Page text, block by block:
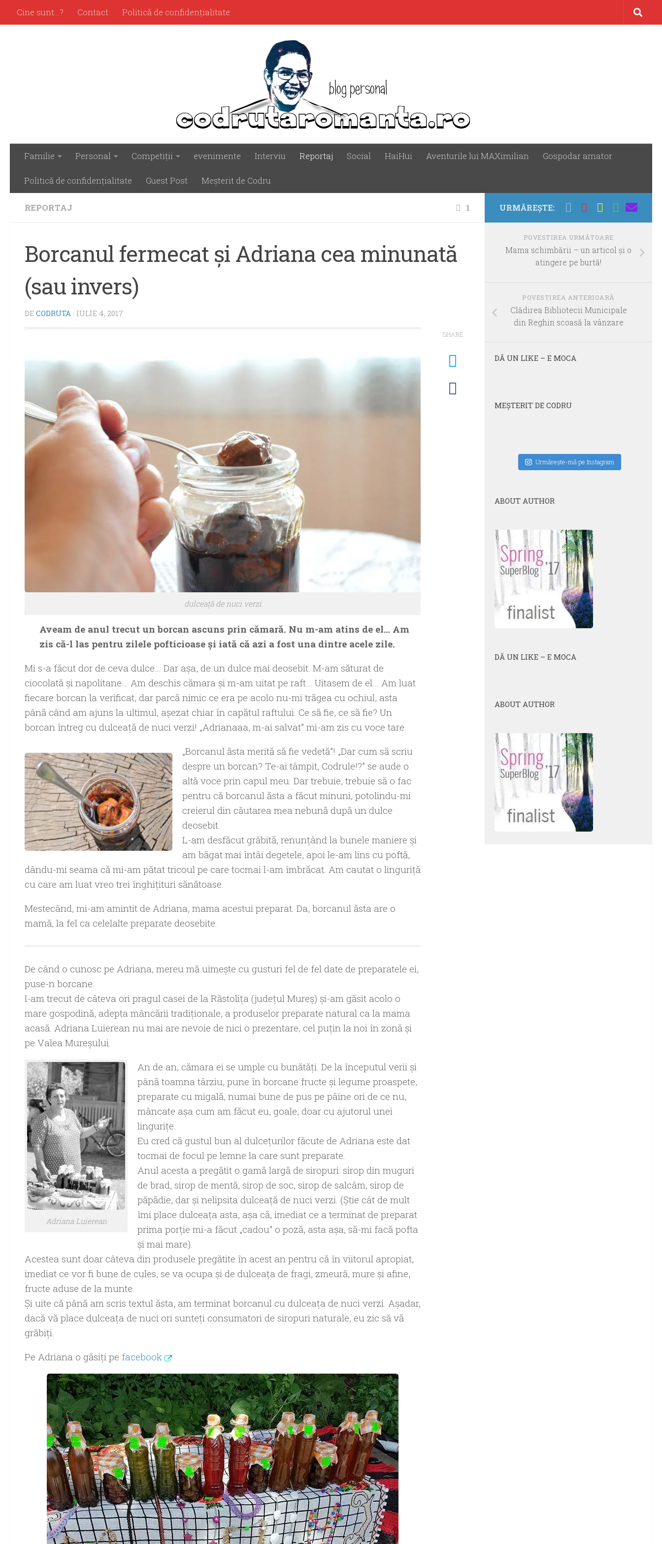
Cine sunt…? Contact Politică de confidenţialitate
Familie Personal Competiţii evenimente Interviu Reportaj Social HaiHui Aventurile lui MAXimilian Gospodar amator
Politică de confidenţialitate Guest Post Meşterit de Codru
REPORTAJ 1
Borcanul fermecat şi Adriana cea minunată
(sau invers)
DE CODRUTA · IULIE 4, 2017
dulceaţă de nuci verzi
Aveam de anul trecut un borcan ascuns prin cămară. Nu m-am atins de el… Am
zis că-l las pentru zilele pofticioase şi iată că azi a fost una dintre acele zile.
Mi s-a făcut dor de ceva dulce… Dar aşa, de un dulce mai deosebit. M-am săturat de
ciocolată şi napolitane… Am deschis cămara şi m-am uitat pe raft… Uitasem de el… Am luat
fiecare borcan la verificat, dar parcă nimic ce era pe acolo nu-mi trăgea cu ochiul, asta
până când am ajuns la ultimul, aşezat chiar în capătul raftului. Ce să fie, ce să fie? Un
borcan întreg cu dulceaţă de nuci verzi! „Adrianaaa, m-ai salvat” mi-am zis cu voce tare.
„Borcanul ăsta merită să fie vedetă”! „Dar cum să scriu
despre un borcan? Te-ai tâmpit, Codrule!?” se aude o
altă voce prin capul meu. Dar trebuie, trebuie să o fac
pentru că borcanul ăsta a făcut minuni, potolindu-mi
creierul din căutarea mea nebună după un dulce
deosebit.
L-am desfăcut grăbită, renunţând la bunele maniere şi
am băgat mai întâi degetele, apoi le-am lins cu poftă,
dându-mi seama că mi-am pătat tricoul pe care tocmai l-am îmbrăcat. Am cautat o linguriţă
cu care am luat vreo trei înghiţituri sănătoase.
Mestecând, mi-am amintit de Adriana, mama acestui preparat. Da, borcanul ăsta are o
mamă, la fel ca celelalte preparate deosebite.
De când o cunosc pe Adriana, mereu mă uimeşte cu gusturi fel de fel date de preparatele ei,
puse-n borcane.
I-am trecut de câteva ori pragul casei de la Răstoliţa (judeţul Mureş) şi-am găsit acolo o
mare gospodină, adepta mâncării tradiţionale, a produselor preparate natural ca la mama
acasă. Adriana Luierean nu mai are nevoie de nici o prezentare, cel puţin la noi în zonă şi
pe Valea Mureşului.
Adriana Luierean
An de an, cămara ei se umple cu bunătăţi. De la începutul verii şi
până toamna târziu, pune în borcane fructe şi legume proaspete,
preparate cu migală, numai bune de pus pe pâine ori de ce nu,
mâncate aşa cum am făcut eu, goale, doar cu ajutorul unei
linguriţe.
Eu cred că gustul bun al dulceţurilor făcute de Adriana este dat
tocmai de focul pe lemne la care sunt preparate.
Anul acesta a pregătit o gamă largă de siropuri: sirop din muguri
de brad, sirop de mentă, sirop de soc, sirop de salcâm, sirop de
păpădie, dar şi nelipsita dulceaţă de nuci verzi. (Ştie cât de mult
îmi place dulceaţa asta, aşa că, imediat ce a terminat de preparat
prima porţie mi-a făcut „cadou” o poză, asta aşa, să-mi facă pofta
şi mai mare).
Acestea sunt doar câteva din produsele pregătite în acest an pentru că în viitorul apropiat,
imediat ce vor fi bune de cules, se va ocupa şi de dulceaţa de fragi, zmeură, mure şi afine,
fructe aduse de la munte.
Şi uite că până am scris textul ăsta, am terminat borcanul cu dulceaţa de nuci verzi. Aşadar,
dacă vă place dulceaţa de nuci ori sunteţi consumatori de siropuri naturale, eu zic să vă
grăbiţi.
Pe Adriana o găsiţi pe facebook
SHARE
URMĂREȘTE:
POVESTIREA URMĂTOARE
Mama schimbării – un articol şi o
atingere pe burtă!
POVESTIREA ANTERIOARĂ
Clădirea Bibliotecii Municipale
din Reghin scoasă la vânzare
DĂ UN LIKE – E MOCA
MEŞTERIT DE CODRU
Urmăreşte-mă pe Instagram
ABOUT AUTHOR
DĂ UN LIKE – E MOCA
ABOUT AUTHOR